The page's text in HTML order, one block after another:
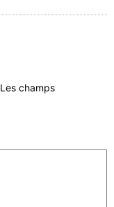
Les champs